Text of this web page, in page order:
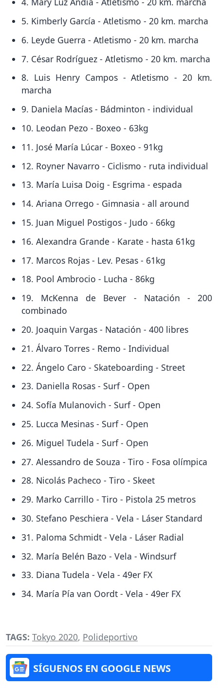
5. Kimberly García - Atletismo - 20 km. marcha
6. Leyde Guerra - Atletismo - 20 km. marcha
7. César Rodríguez - Atletismo - 20 km. marcha
8. Luis Henry Campos - Atletismo - 20 km.
marcha
9. Daniela Macías - Bádminton - individual
10. Leodan Pezo - Boxeo - 63kg
11. José María Lúcar - Boxeo - 91kg
12. Royner Navarro - Ciclismo - ruta individual
13. María Luisa Doig - Esgrima - espada
14. Ariana Orrego - Gimnasia - all around
15. Juan Miguel Postigos - Judo - 66kg
16. Alexandra Grande - Karate - hasta 61kg
17. Marcos Rojas - Lev. Pesas - 61kg
18. Pool Ambrocio - Lucha - 86kg
19. McKenna de Bever - Natación - 200
combinado
20. Joaquin Vargas - Natación - 400 libres
21. Álvaro Torres - Remo - Individual
22. Ángelo Caro - Skateboarding - Street
23. Daniella Rosas - Surf - Open
24. Sofía Mulanovich - Surf - Open
25. Lucca Mesinas - Surf - Open
26. Miguel Tudela - Surf - Open
27. Alessandro de Souza - Tiro - Fosa olímpica
28. Nicolás Pacheco - Tiro - Skeet
29. Marko Carrillo - Tiro - Pistola 25 metros
30. Stefano Peschiera - Vela - Láser Standard
31. Paloma Schmidt - Vela - Láser Radial
32. María Belén Bazo - Vela - Windsurf
33. Diana Tudela - Vela - 49er FX
34. María Pía van Oordt - Vela - 49er FX
TAGS: Tokyo 2020, Polideportivo
SÍGUENOS EN GOOGLE NEWS